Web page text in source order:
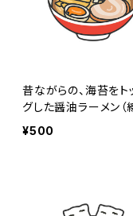
昔ながらの、海苔をト
グした醤油ラーメン（
ラー）のイラスト
¥500